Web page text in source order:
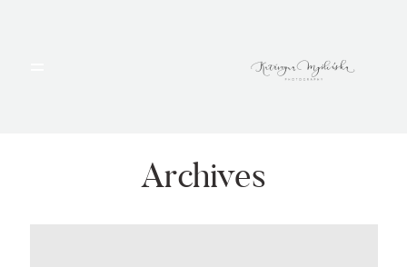
Archives
PORTFOLIO